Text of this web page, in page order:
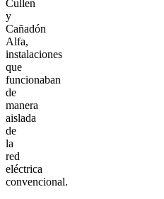
Cullen
y
Cañadón
Alfa,
instalaciones
que
funcionaban
de
manera
aislada
de
la
red
eléctrica
convencional.